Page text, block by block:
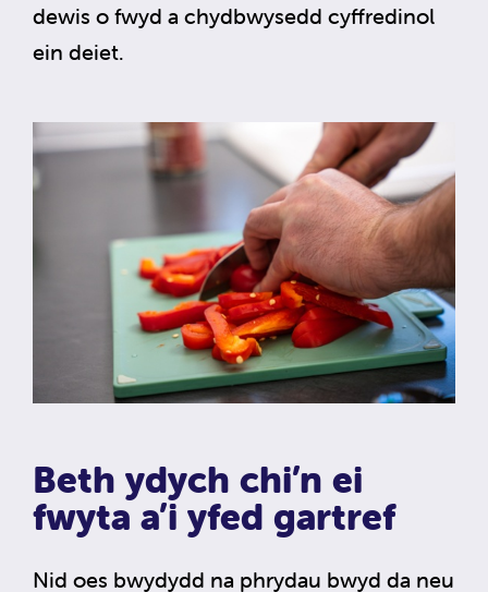
dewis o fwyd a chydbwysedd cyffredinol
ein deiet.
Beth ydych chi’n ei
fwyta a’i yfed gartref
Nid oes bwydydd na phrydau bwyd da neu